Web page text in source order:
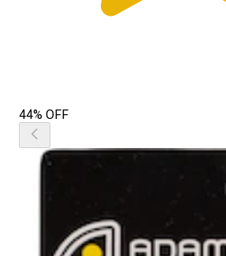
44% OFF